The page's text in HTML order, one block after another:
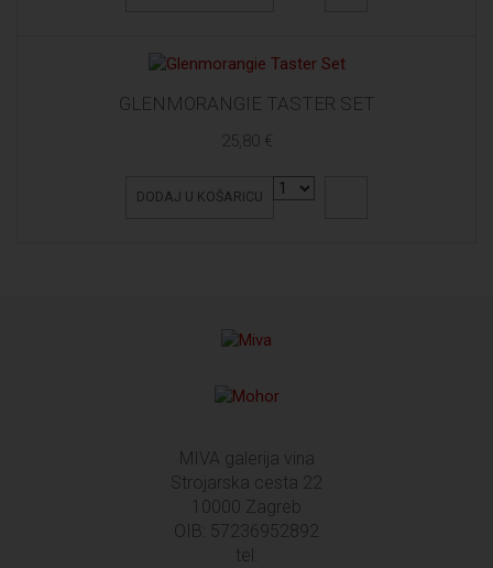
GLENMORANGIE TASTER SET
25,80 €
DODAJ U KOŠARICU
MIVA galerija vina
Strojarska cesta 22
10000 Zagreb
OIB: 57236952892
tel: